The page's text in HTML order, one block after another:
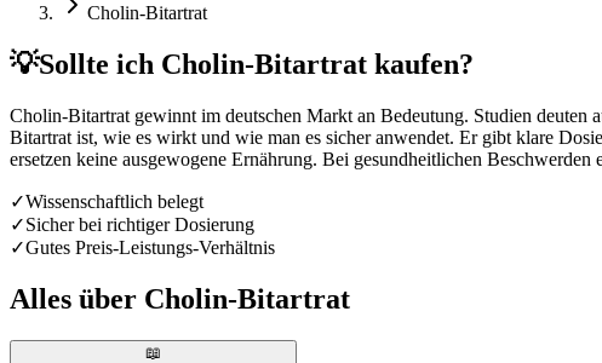
Cholin-Bitartrat
💡Sollte ich Cholin-Bitartrat kaufen?
Cholin-Bitartrat gewinnt im deutschen Markt an Bedeutung. Studien
Bitartrat ist, wie es wirkt und wie man es sicher anwendet. Er gibt klare
ersetzen keine ausgewogene Ernährung. Bei gesundheitlichen
✓Wissenschaftlich belegt
✓Sicher bei richtiger Dosierung
✓Gutes Preis-Leistungs-Verhältnis
Alles über Cholin-Bitartrat
📖